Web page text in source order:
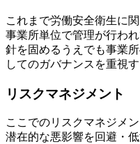
これまで労働安全衛生に
事業所単位で管理が行わ
針を固めるうえでも事業
してのガバナンスを重視
リスクマネジメント
ここでのリスクマネジメ
潜在的な悪影響を回避・